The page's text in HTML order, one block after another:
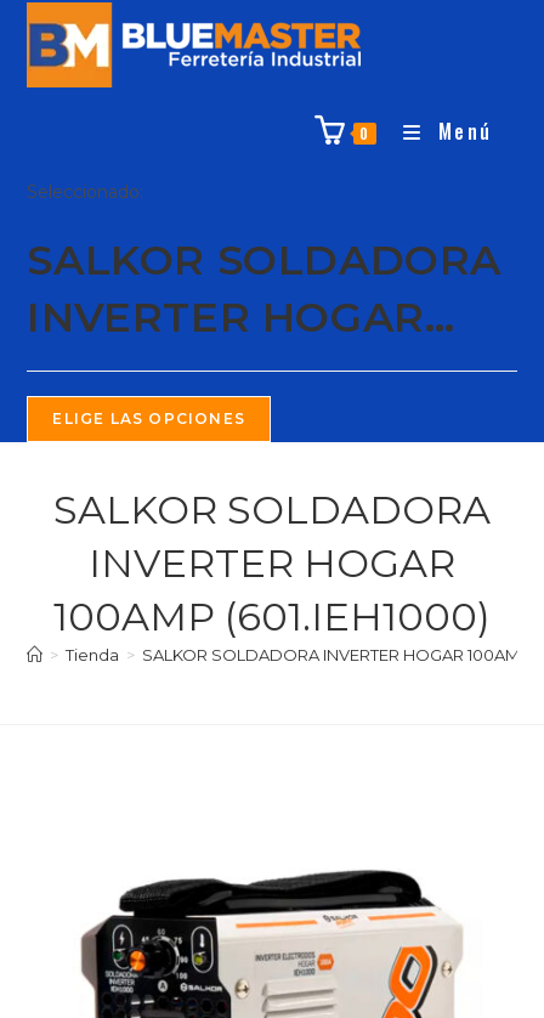
0 Menú
Seleccionado:
SALKOR SOLDADORA
INVERTER HOGAR…
ELIGE LAS OPCIONES
SALKOR SOLDADORA
INVERTER HOGAR
100AMP (601.IEH1000)
> Tienda > SALKOR SOLDADORA INVERTER HOGAR 100AMP